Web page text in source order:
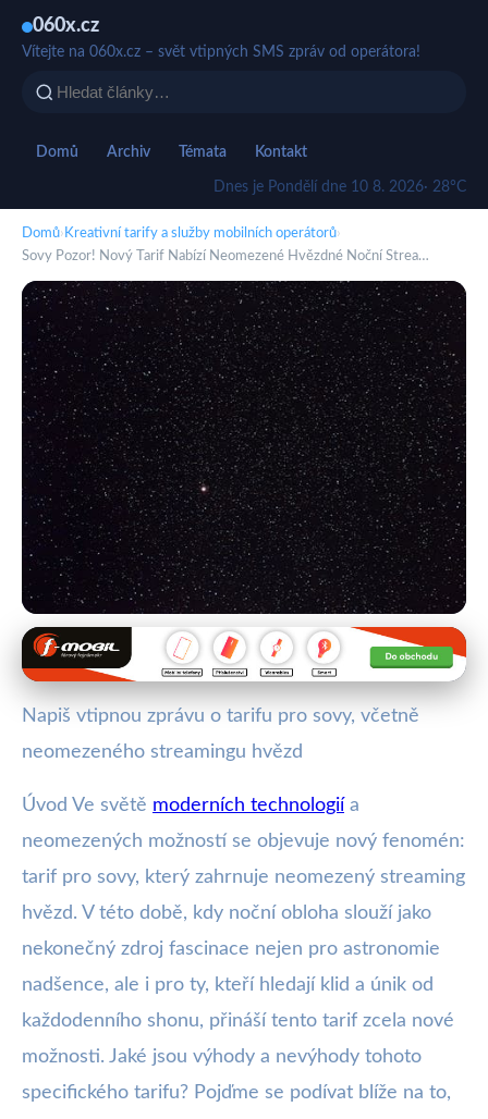
060x.cz
Vítejte na 060x.cz – svět vtipných SMS zpráv od operátora!
Domů Archiv Témata Kontakt
Dnes je Pondělí dne 10 8. 2026· 28°C
Domů› Kreativní tarify a služby mobilních operátorů›
Sovy Pozor! Nový Tarif Nabízí Neomezené Hvězdné Noční Strea…
Kreativní tarify a služby mobilních operátorů
Sovy Pozor! Nový Tarif Nabízí
Neomezené Hvězdné Noční
Napiš vtipnou zprávu o tarifu pro sovy, včetně
neomezeného streamingu hvězd
Úvod Ve světě moderních technologií a
neomezených možností se objevuje nový fenomén:
tarif pro sovy, který zahrnuje neomezený streaming
hvězd. V této době, kdy noční obloha slouží jako
nekonečný zdroj fascinace nejen pro astronomie
nadšence, ale i pro ty, kteří hledají klid a únik od
každodenního shonu, přináší tento tarif zcela nové
možnosti. Jaké jsou výhody a nevýhody tohoto
specifického tarifu? Pojďme se podívat blíže na to,